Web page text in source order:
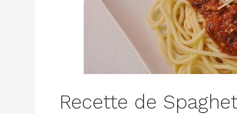
Recette de